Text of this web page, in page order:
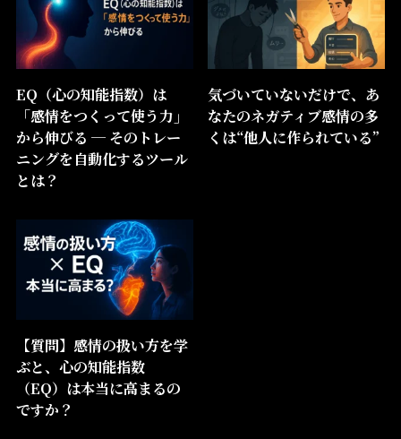
EQ（心の知能指数）は
「感情をつくって使う力」
から伸びる ─ そのトレー
ニングを自動化するツール
とは？
気づいていないだけで、あ
なたのネガティブ感情の多
くは“他人に作られている”
【質問】感情の扱い方を学
ぶと、心の知能指数
（EQ）は本当に高まるの
ですか？